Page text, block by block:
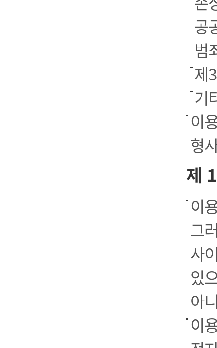
공
범
제
기
이
형
제
이
그
사
있
아
이